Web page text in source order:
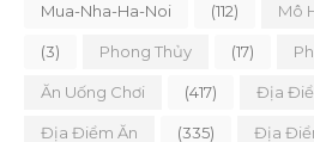
Mua-Nha-Ha-Noi (112) Mô
(3) Phong Thủy (17)
Ăn Uống Chơi (417) Địa
Địa Điểm Ăn (335) Địa